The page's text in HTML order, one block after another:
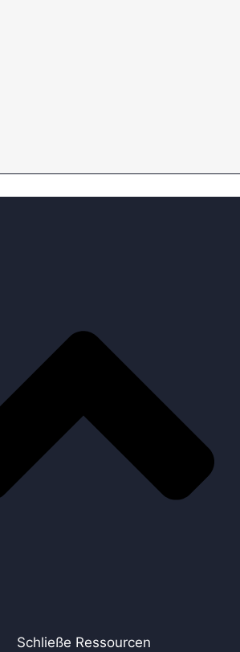
Schließe Ressourcen